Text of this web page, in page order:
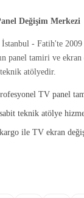
Değişim Merkezi
- Fatih'te 2009
panel tamiri ve ekran
atölyedir.
TV panel
teknik atölye
ile TV ekran